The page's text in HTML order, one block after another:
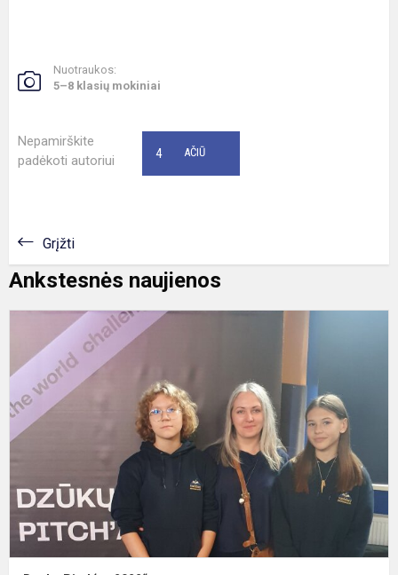
Nuotraukos:
5–8 klasių mokiniai
Nepamirškite
padėkoti autoriui
AČIŪ
4
Grįžti
Ankstesnės naujienos